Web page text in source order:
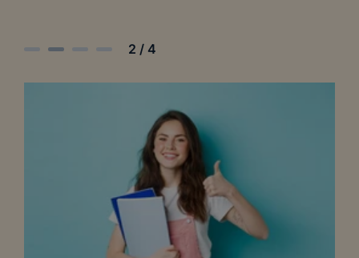
3 / 4